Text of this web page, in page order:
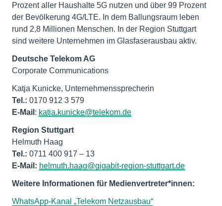
Prozent aller Haushalte 5G nutzen und über 99 Prozent
der Bevölkerung 4G/LTE. In dem Ballungsraum leben
rund 2,8 Millionen Menschen. In der Region Stuttgart
sind weitere Unternehmen im Glasfaserausbau aktiv.
Deutsche Telekom AG
Corporate Communications
Tel.:
E-Mail : katja.kunicke@telekom.de
Tel.:
E-Mail: helmuth.haag@gigabit-region-stuttgart.de
Weitere Informationen für Medienvertreter*innen:
WhatsApp-Kanal „Telekom Netzausbau“